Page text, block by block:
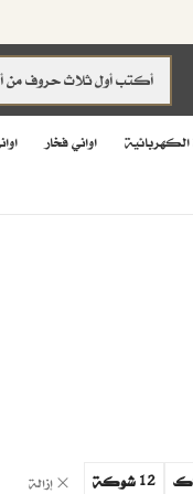
الكهربائية اواني فخار
12 شوكة إزالة